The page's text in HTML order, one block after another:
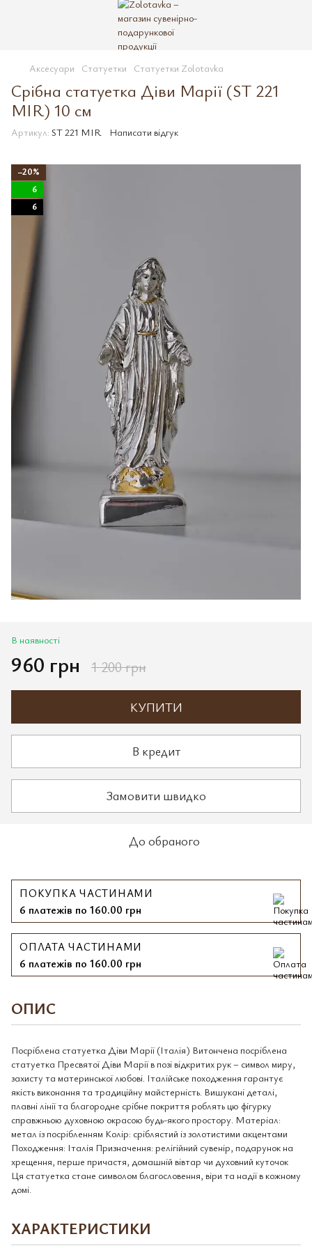
Аксесуари Статуетки Статуетки Zolotavka
Срібна статуетка Діви Марії (ST 221
MIR) 10 см
Артикул: ST 221 MIR Написати відгук
−20%
6
6
В наявності
960 грн 1 200 грн
КУПИТИ
В кредит
Замовити швидко
До обраного
ПОКУПКА ЧАСТИНАМИ
6 платежів по 160.00 грн
ОПЛАТА ЧАСТИНАМИ
6 платежів по 160.00 грн
ОПИС
Посріблена статуетка Діви Марії (Італія) Витончена посріблена
статуетка Пресвятої Діви Марії в позі відкритих рук – символ миру,
захисту та материнської любові. Італійське походження гарантує
якість виконання та традиційну майстерність. Вишукані деталі,
плавні лінії та благородне срібне покриття роблять цю фігурку
справжньою духовною окрасою будь-якого простору. Матеріал:
метал із посрібленням Колір: сріблястий із золотистими акцентами
Походження: Італія Призначення: релігійний сувенір, подарунок на
хрещення, перше причастя, домашній вівтар чи духовний куточок
Ця статуетка стане символом благословення, віри та надії в кожному
домі.
ХАРАКТЕРИСТИКИ